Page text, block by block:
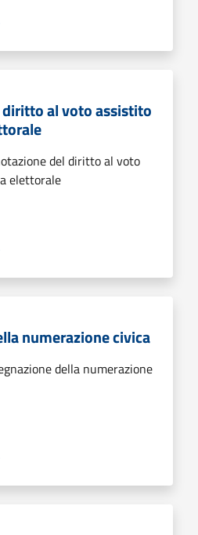
al voto assistito
del diritto al voto
elettorale
numerazione civica
della numerazione